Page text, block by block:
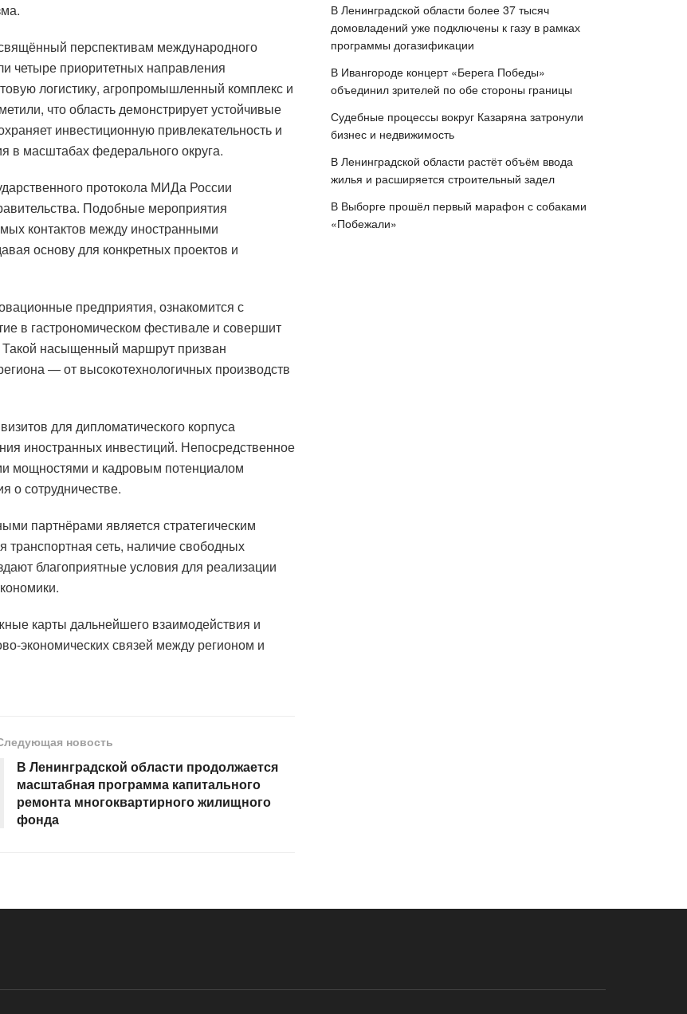
перспективам международного
четыре приоритетных направления
логистику, агропромышленный комплекс и
что область демонстрирует устойчивые
инвестиционную привлекательность и
в масштабах федерального округа.
протокола МИДа России
Подобные мероприятия
контактов между иностранными
основу для конкретных проектов и
предприятия, ознакомится с
в гастрономическом фестивале и совершит
Такой насыщенный маршрут призван
— от высокотехнологичных производств
для дипломатического корпуса
иностранных инвестиций. Непосредственное
мощностями и кадровым потенциалом
о сотрудничестве.
партнёрами является стратегическим
транспортная сеть, наличие свободных
благоприятные условия для реализации
карты дальнейшего взаимодействия и
экономических связей между регионом и
новость
В Ленинградской области продолжается
масштабная программа капитального
ремонта многоквартирного жилищного
фонда
В Ленинградской области более 37 тысяч
домовладений уже подключены к газу в рамках
программы догазификации
В Ивангороде концерт «Берега Победы»
объединил зрителей по обе стороны границы
Судебные процессы вокруг Казаряна затронули
бизнес и недвижимость
В Ленинградской области растёт объём ввода
жилья и расширяется строительный задел
В Выборге прошёл первый марафон с собаками
«Побежали»